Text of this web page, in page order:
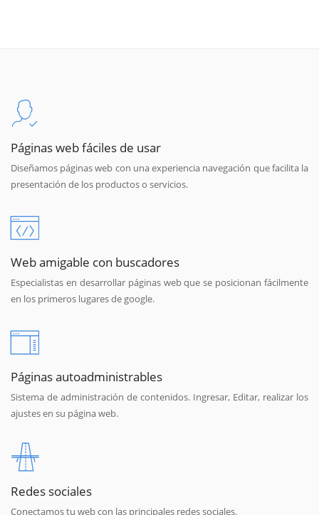
Páginas web fáciles de usar
Diseñamos páginas web con una experiencia navegación que facilita la
presentación de los productos o servicios.
Web amigable con buscadores
Especialistas en desarrollar páginas web que se posicionan fácilmente
en los primeros lugares de google.
Páginas autoadministrables
Sistema de administración de contenidos. Ingresar, Editar, realizar los
ajustes en su página web.
Redes sociales
Conectamos tu web con las principales redes sociales.